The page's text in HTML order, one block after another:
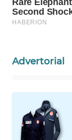
Advertorial
MKLI
LKKI
PORTAL
KONSUMEN